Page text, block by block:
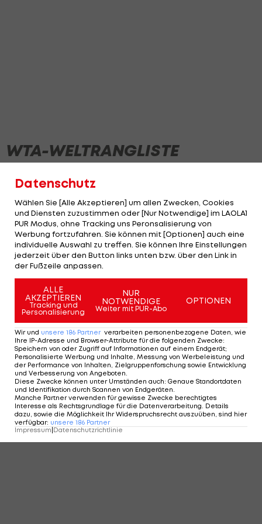
WTA-WELTRANGLISTE
NEWS VIDEOS
07:49
Tagger vs. Potapova: Wer wird
Österreichs Nummer 1?
Standpunkt 23.04.26 14:30
Datenschutz
Wählen Sie [Alle Akzeptieren] um allen Zwecken, Cookies
und Diensten zuzustimmen oder [Nur Notwendige] im LAOLA1
PUR Modus, ohne Tracking uns Peronsalisierung von
Werbung fortzufahren. Sie können mit [Optionen] auch eine
individuelle Auswahl zu treffen. Sie können Ihre Einstellungen
jederzeit über den Button links unten bzw. über den Link in
der Fußzeile anpassen.
ALLE
AKZEPTIEREN
Tracking und
Personalisierung
NUR
NOTWENDIGE
Weiter mit PUR-Abo
OPTIONEN
Wir und unsere 186 Partner verarbeiten personenbezogene Daten, wie
Ihre IP-Adresse und Browser-Attribute für die folgenden Zwecke:
Speichern von oder Zugriff auf Informationen auf einem Endgerät;
Personalisierte Werbung und Inhalte, Messung von Werbeleistung und
der Performance von Inhalten, Zielgruppenforschung sowie Entwicklung
und Verbesserung von Angeboten.
Diese Zwecke können unter Umständen auch: Genaue Standortdaten
und Identifikation durch Scannen von Endgeräten.
Manche Partner verwenden für gewisse Zwecke berechtigtes
Interesse als Rechtsgrundlage für die Datenverarbeitung. Details
dazu, sowie die Möglichkeit Ihr Widerspruchsrecht auszuüben, sind hier
verfügbar: unsere 186 Partner
Impressum Datenschutzrichtlinie